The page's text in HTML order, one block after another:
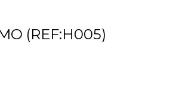
(REF:H005)